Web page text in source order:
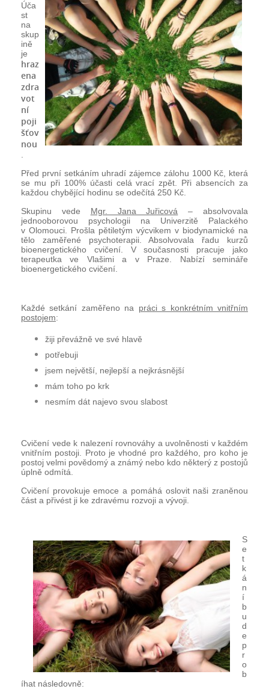
Úča
st
na
skup
ině
je
hraz
ena
zdra
vot
ní
poji
šťov
nou
Před první setkáním uhradí zájemce zálohu 1000 Kč, která
se mu při 100% účasti celá vrací zpět. Při absencích za
každou chybějící hodinu se odečítá 250 Kč.
Skupinu vede Mgr. Jana Juřicová – absolvovala
jednooborovou psychologii na Univerzitě Palackého
v Olomouci. Prošla pětiletým výcvikem v biodynamické na
tělo zaměřené psychoterapii. Absolvovala řadu kurzů
bioenergetického cvičení. V současnosti pracuje jako
terapeutka ve Vlašimi a v Praze. Nabízí semináře
bioenergetického cvičení.
Každé setkání zaměřeno na práci s konkrétním vnitřním
postojem:
žiji převážně ve své hlavě
potřebuji
jsem největší, nejlepší a nejkrásnější
mám toho po krk
nesmím dát najevo svou slabost
Cvičení vede k nalezení rovnováhy a uvolněnosti v každém
vnitřním postoji. Proto je vhodné pro každého, pro koho je
postoj velmi povědomý a známý nebo kdo některý z postojů
úplně odmítá.
Cvičení provokuje emoce a pomáhá oslovit naši zraněnou
část a přivést ji ke zdravému rozvoji a vývoji.
S
e
t
k
á
n
í
b
u
d
e
p
r
o
b
íhat následovně: